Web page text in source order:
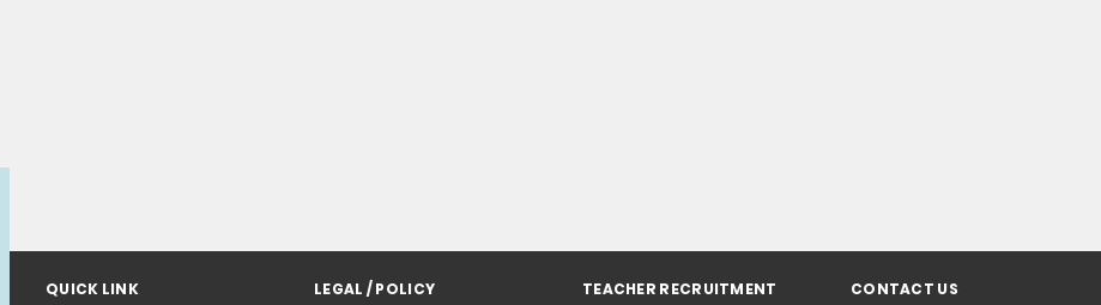
QUICK LINK LEGAL / POLICY TEACHER RECRUITMENT CONTACT US